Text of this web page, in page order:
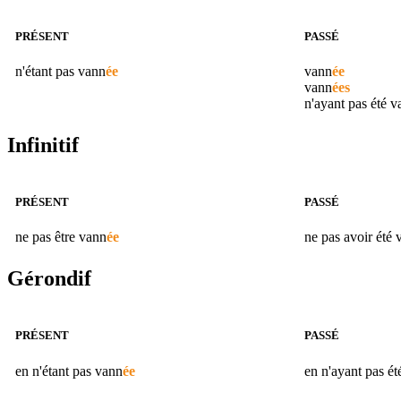
PRÉSENT
n'étant pas vannée
PASSÉ
vannée
vannées
n'ayant pas été
Infinitif
PRÉSENT
ne pas être vannée
PASSÉ
ne pas avoir été
Gérondif
PRÉSENT
en n'étant pas vannée
PASSÉ
en n'ayant pas